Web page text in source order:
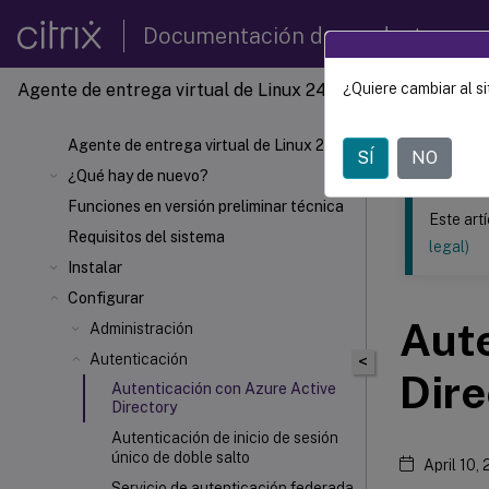
Documentación de productos
Agente de entrega virtual de Linux 2407
Agente de entrega virtual de Linux 2407
¿Qué hay de nuevo?
Funciones en versión preliminar técnica
Requisitos del sistema
Instalar
Configurar
Administración
Autenticación
Autenticación con Azure Active
Directory
Autenticación de inicio de sesión
único de doble salto
Este
<
Este
legal)
April 10,
¿Quiere cambiar al
SÍ NO